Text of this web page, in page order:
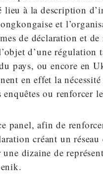
lieu à la description
et
de déclaration et
d’une régulation
pays, ou encore en
en effet la
ou renforcer
panel, afin de
créant un
dizaine de